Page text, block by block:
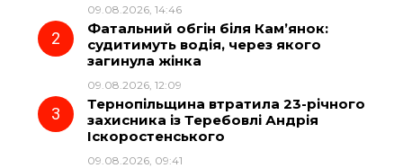
o
o
g
r
a p
09.08.2026, 14:46
Фатальний обгін біля Кам’янок:
судитимуть водія, через якого
загинула жінка
09.08.2026, 12:09
Тернопільщина втратила 23-річного
захисника із Теребовлі Андрія
Іскоростенського
09.08.2026, 09:41